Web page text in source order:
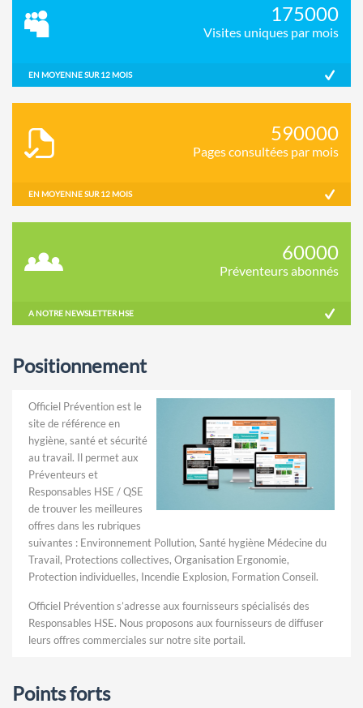
175000
Visites uniques par mois
EN MOYENNE SUR 12 MOIS
590000
Pages consultées par mois
EN MOYENNE SUR 12 MOIS
60000
Préventeurs abonnés
A NOTRE NEWSLETTER HSE
Positionnement
Officiel Prévention est le
site de référence en
hygiène, santé et sécurité
au travail. Il permet aux
Préventeurs et
Responsables HSE / QSE
de trouver les meilleures
offres dans les rubriques
suivantes : Environnement Pollution, Santé hygiène Médecine du
Travail, Protections collectives, Organisation Ergonomie,
Protection individuelles, Incendie Explosion, Formation Conseil.
Officiel Prévention s’adresse aux fournisseurs spécialisés des
Responsables HSE. Nous proposons aux fournisseurs de diffuser
leurs offres commerciales sur notre site portail.
Points forts